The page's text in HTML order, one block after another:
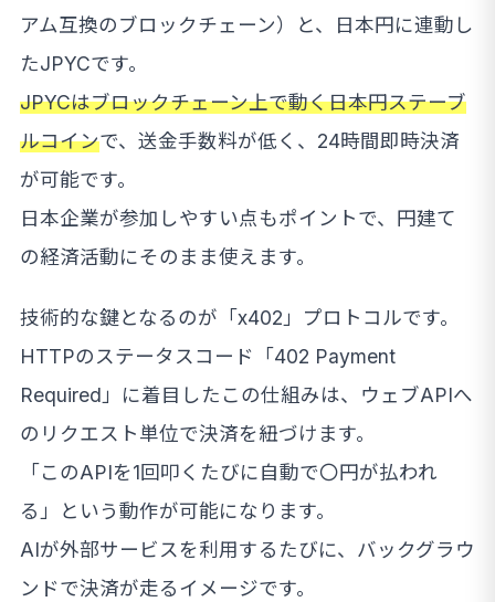
アム互換のブロックチェーン）と、日本円に連動し
たJPYCです。
JPYCはブロックチェーン上で動く日本円ステーブ
ルコインで、送金手数料が低く、24時間即時決済
が可能です。
日本企業が参加しやすい点もポイントで、円建て
の経済活動にそのまま使えます。
技術的な鍵となるのが「x402」プロトコルです。
HTTPのステータスコード「402 Payment
Required」に着目したこの仕組みは、ウェブAPIへ
のリクエスト単位で決済を紐づけます。
「このAPIを1回叩くたびに自動で〇円が払われ
る」という動作が可能になります。
AIが外部サービスを利用するたびに、バックグラウ
ンドで決済が走るイメージです。